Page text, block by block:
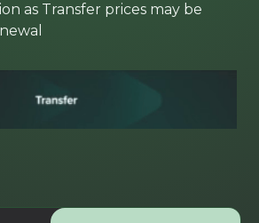
as Transfer prices may be